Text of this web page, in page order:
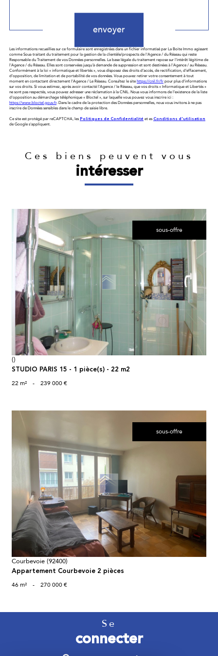
envoyer
Les informations recueillies sur ce formulaire sont enregistrées dans un fichier informatisé par La Boite Immo agissant
comme Sous-traitant du traitement pour la gestion de la clientèle/prospects de l'Agence / du Réseau qui reste
Responsable du Traitement de vos Données personnelles. La base légale du traitement repose sur l'intérêt légitime de
l'Agence / du Réseau. Elles sont conservées jusqu'à demande de suppression et sont destinées à l'Agence / au Réseau.
Conformément à la loi « informatique et libertés », vous disposez des droits d’accès, de rectification, d’effacement,
d’opposition, de limitation et de portabilité de vos données. Vous pouvez retirer votre consentement à tout
moment en contactant directement l’Agence / Le Réseau. Consultez le sitehttps://cnil.fr/frpour plus d’informations
sur vos droits. Si vous estimez, après avoir contacté l'Agence / le Réseau, que vos droits « Informatique et Libertés »
ne sont pas respectés, vous pouvez adresser une réclamation à la CNIL. Nous vous informons de l’existence de la liste
d'opposition au démarchage téléphonique « Bloctel », sur laquelle vous pouvez vous inscrire ici :
https://www.bloctel.gouv.fr. Dans le cadre de la protection des Données personnelles, nous vous invitons à ne pas
inscrire de Données sensibles dans le champ de saisie libre.
Ce site est protégé par reCAPTCHA, les Politiques de Confidentialité et es Conditions d'utilisation
de Google s'appliquent.
Ces biens peuvent vous
intéresser
sous-offre
voir le bien
()
STUDIO PARIS 15 - 1 pièce(s) - 22 m2
22 m²
- 239 000 €
sous-offre
voir le bien
Courbevoie (92400)
Appartement Courbevoie 2 pièces
46 m²
- 270 000 €
Se
connecter